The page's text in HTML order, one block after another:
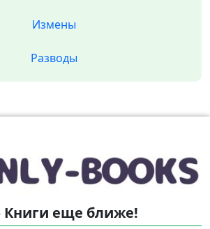
Измены
Разводы
Книги еще ближе!